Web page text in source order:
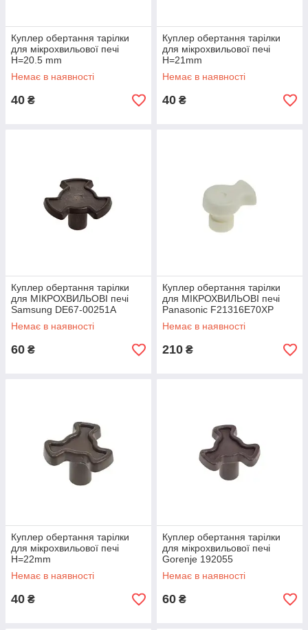
Куплер обертання тарілки
для мікрохвильової печі
H=20.5 mm
Немає в наявності
40 ₴
Куплер обертання тарілки
для мікрохвильової печі
H=21mm
Немає в наявності
40 ₴
Куплер обертання тарілки
для МІКРОХВИЛЬОВІ печі
Samsung DE67-00251A
Немає в наявності
60 ₴
Куплер обертання тарілки
для МІКРОХВИЛЬОВІ печі
Panasonic F21316E70XP
Немає в наявності
210 ₴
Куплер обертання тарілки
для мікрохвильової печі
H=22mm
Немає в наявності
40 ₴
Куплер обертання тарілки
для мікрохвильової печі
Gorenje 192055
Немає в наявності
60 ₴